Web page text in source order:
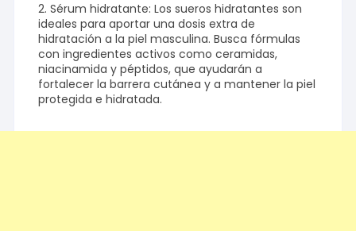
2. Sérum hidratante: Los sueros hidratantes son
ideales para aportar una dosis extra de
hidratación a la piel masculina. Busca fórmulas
con ingredientes activos como ceramidas,
niacinamida y péptidos, que ayudarán a
fortalecer la barrera cutánea y a mantener la piel
protegida e hidratada.